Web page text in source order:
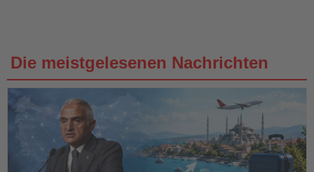
Die meistgelesenen Nachrichten